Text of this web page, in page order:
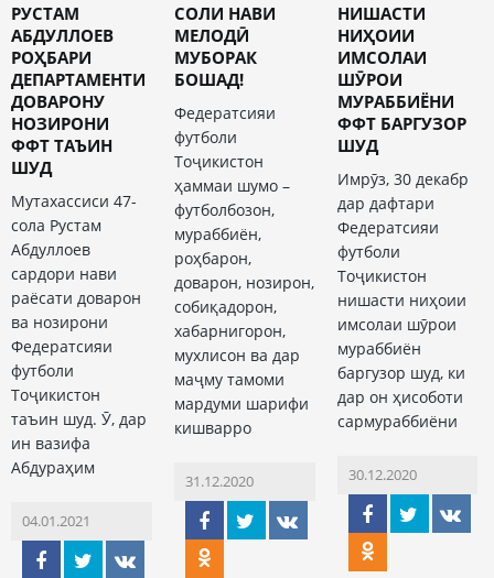
РУСТАМ
АБДУЛЛОЕВ
РОҲБАРИ
ДЕПАРТАМЕНТИ
ДОВАРОНУ
НОЗИРОНИ
ФФТ ТАЪИН
ШУД
Мутахассиси 47-
сола Рустам
Абдуллоев
сардори нави
раёсати доварон
ва нозирони
Федератсияи
футболи
Тоҷикистон
таъин шуд. Ӯ, дар
ин вазифа
Абдураҳим
04.01.2021
СОЛИ НАВИ
МЕЛОДӢ
МУБОРАК
БОШАД!
Федератсияи
футболи
Тоҷикистон
ҳаммаи шумо –
футболбозон,
мураббиён,
роҳбарон,
доварон, нозирон,
собиқадорон,
хабарнигорон,
мухлисон ва дар
маҷму тамоми
мардуми шарифи
кишварро
31.12.2020
НИШАСТИ
НИҲОИИ
ИМСОЛАИ
ШӮРОИ
МУРАББИЁНИ
ФФТ БАРГУЗОР
ШУД
Имрӯз, 30 декабр
дар дафтари
Федератсияи
футболи
Тоҷикистон
нишасти ниҳоии
имсолаи шӯрои
мураббиён
баргузор шуд, ки
дар он ҳисоботи
сармураббиёни
30.12.2020